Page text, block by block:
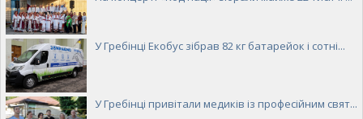
У Гребінці Екобус зібрав 82 кг батарейок і сотні...
У Гребінці привітали медиків із професійним свят...